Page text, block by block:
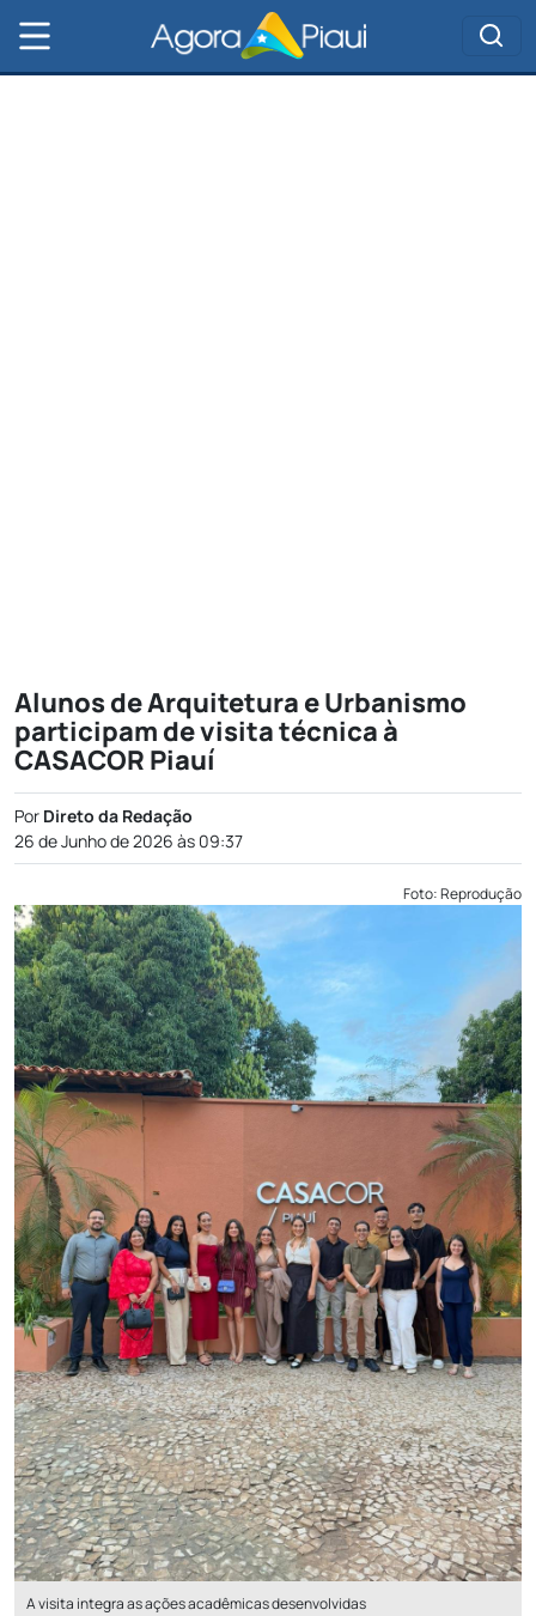
Alunos de Arquitetura e Urbanismo
participam de visita técnica à
CASACOR Piauí
Por Direto da Redação
26 de Junho de 2026 às 09:37
Foto: Reprodução
A visita integra as ações acadêmicas desenvolvidas